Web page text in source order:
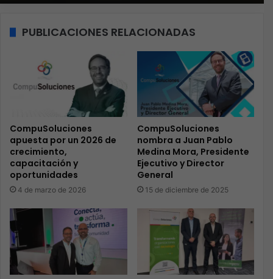
PUBLICACIONES RELACIONADAS
CompuSoluciones
apuesta por un 2026 de
crecimiento,
capacitación y
oportunidades
4 de marzo de 2026
CompuSoluciones
nombra a Juan Pablo
Medina Mora, Presidente
Ejecutivo y Director
General
15 de diciembre de 2025